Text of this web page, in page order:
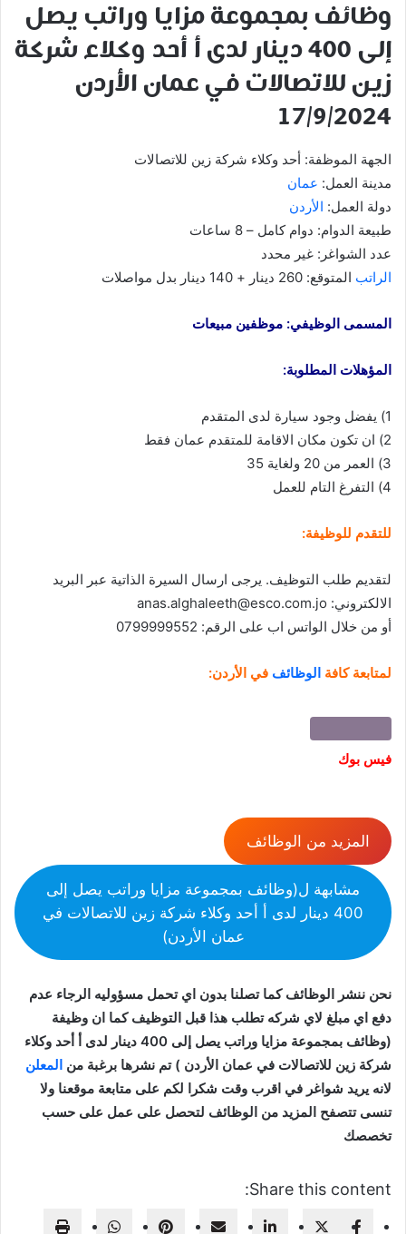
وظائف بمجموعة مزايا وراتب يصل
إلى 400 دينار لدى أ أحد وكلاء شركة
زين للاتصالات في عمان الأردن
17/9/2024
الجهة الموظفة: أحد وكلاء شركة زين للاتصالات
مدينة العمل: عمان
دولة العمل: الأردن
طبيعة الدوام: دوام كامل – 8 ساعات
عدد الشواغر: غير محدد
الراتب المتوقع: 260 دينار + 140 دينار بدل مواصلات
المسمى الوظيفي: موظفين مبيعات
المؤهلات المطلوبة:
1) يفضل وجود سيارة لدى المتقدم
2) ان تكون مكان الاقامة للمتقدم عمان فقط
3) العمر من 20 ولغاية 35
4) التفرغ التام للعمل
للتقدم للوظيفة:
لتقديم طلب التوظيف. يرجى ارسال السيرة الذاتية عبر البريد
الالكتروني: anas.alghaleeth@esco.com.jo
أو من خلال الواتس اب على الرقم: 0799999552
لمتابعة كافة الوظائف في الأردن:
فيس بوك
المزيد من الوظائف
مشابهة ل(وظائف بمجموعة مزايا وراتب يصل إلى
400 دينار لدى أ أحد وكلاء شركة زين للاتصالات في
عمان الأردن)
نحن ننشر الوظائف كما تصلنا بدون اي تحمل مسؤوليه الرجاء عدم
دفع اي مبلغ لاي شركه تطلب هذا قبل التوظيف كما ان وظيفة
(وظائف بمجموعة مزايا وراتب يصل إلى 400 دينار لدى أ أحد وكلاء
شركة زين للاتصالات في عمان الأردن ) تم نشرها برغبة من المعلن
لانه يريد شواغر في اقرب وقت شكرا لكم على متابعة موقعنا ولا
تنسى تتصفح المزيد من الوظائف لتحصل على عمل على حسب
تخصصك
Share this content: